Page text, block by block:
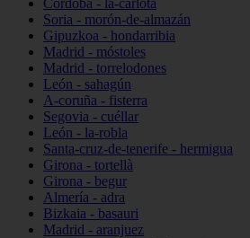
Córdoba - la-carlota
Soria - morón-de-almazán
Gipuzkoa - hondarribia
Madrid - móstoles
Madrid - torrelodones
León - sahagún
A-coruña - fisterra
Segovia - cuéllar
León - la-robla
Santa-cruz-de-tenerife - hermigua
Girona - tortellà
Girona - begur
Almería - adra
Bizkaia - basauri
Madrid - aranjuez